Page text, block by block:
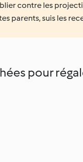
contre les
parents, suis les
pour